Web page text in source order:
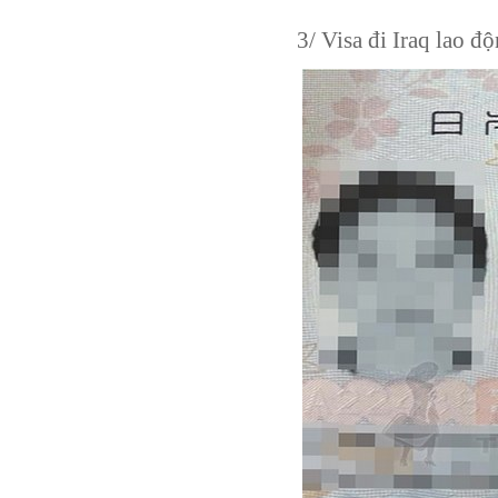
3/ Visa đi Iraq lao